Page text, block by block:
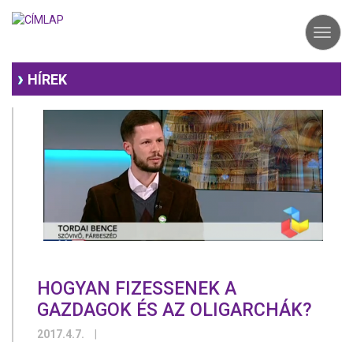
HÍREK
HOGYAN FIZESSENEK A
GAZDAGOK ÉS AZ OLIGARCHÁK?
2017.4.7.